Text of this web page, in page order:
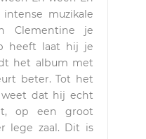
muzikale
Clementine je
heeft laat hij je
het album met
beter. Tot het
dat hij echt
op een groot
lege zaal. Dit is